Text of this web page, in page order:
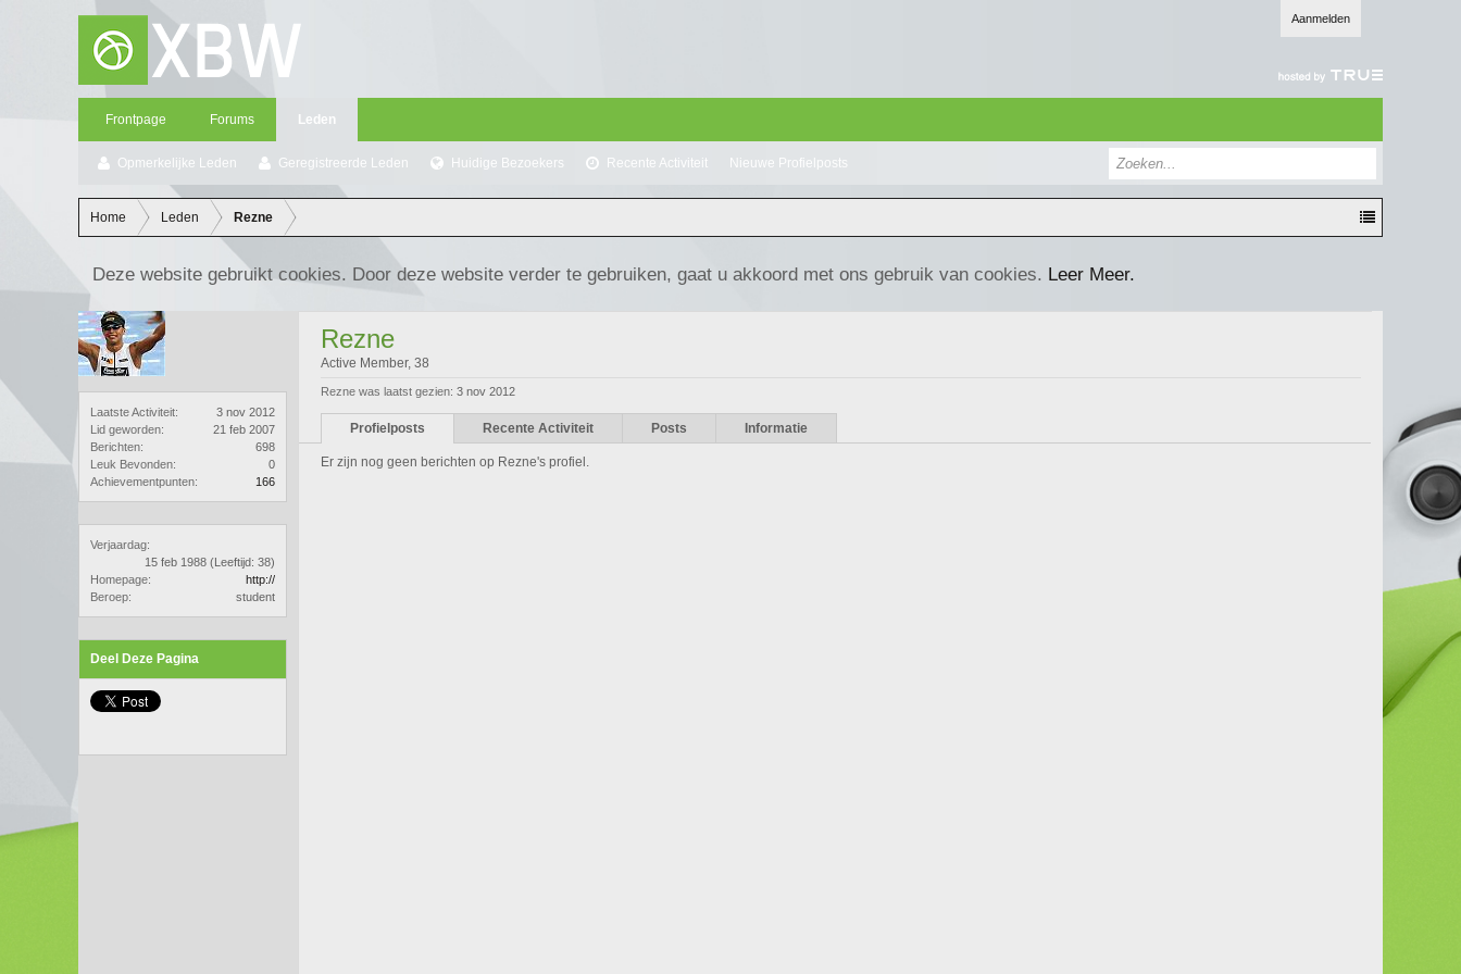
Aanmelden
Frontpage Forums Leden
Opmerkelijke Leden Geregistreerde Leden Huidige Bezoekers Recente Activiteit Nieuwe Profielposts
Home Leden Rezne
Deze website gebruikt cookies. Door deze website verder te gebruiken, gaat u akkoord met ons gebruik van cookies. Leer Meer.
Laatste Activiteit:
3 nov 2012
Lid geworden:
21 feb 2007
Berichten:
698
Leuk Bevonden:
0
Achievementpunten:
166
Verjaardag:
15 feb 1988 (Leeftijd: 38)
Homepage:
http://
Beroep:
student
Deel Deze Pagina
Rezne
Active Member, 38
Rezne was laatst gezien: 3 nov 2012
Profielposts Recente Activiteit Posts Informatie
Er zijn nog geen berichten op Rezne's profiel.